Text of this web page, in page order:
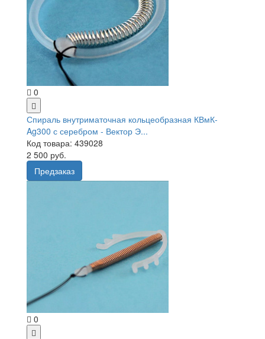
0
Спираль внутриматочная кольцеобразная КВмК-
Ag300 с серебром - Вектор Э...
Код товара: 439028
2 500 руб.
Предзаказ
0